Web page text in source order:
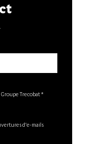
Trecobat *
d'e-mails